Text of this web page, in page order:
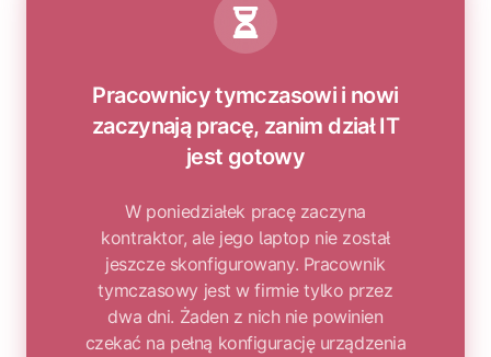
Pracownicy tymczasowi i nowi
zaczynają pracę, zanim dział IT
jest gotowy
W poniedziałek pracę zaczyna
kontraktor, ale jego laptop nie został
jeszcze skonfigurowany. Pracownik
tymczasowy jest w firmie tylko przez
dwa dni. Żaden z nich nie powinien
czekać na pełną konfigurację urządzenia